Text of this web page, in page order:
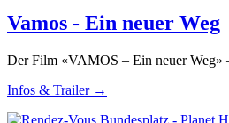
Vamos - Ein neuer Weg
Der Film «VAMOS – Ein neuer Weg»
Infos & Trailer →